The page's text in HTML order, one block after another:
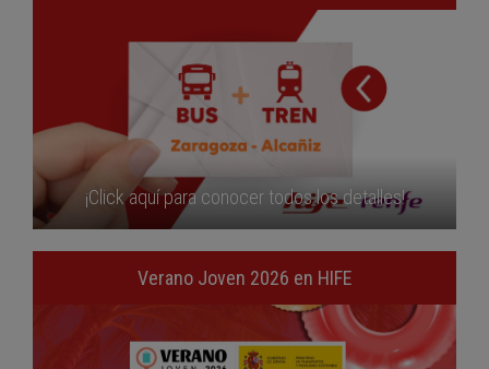
¡Click aquí para conocer todos los detalles!
Verano Joven 2026 en HIFE